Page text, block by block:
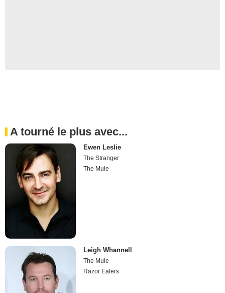
A tourné le plus avec...
Ewen Leslie
The Stranger
The Mule
Leigh Whannell
The Mule
Razor Eaters